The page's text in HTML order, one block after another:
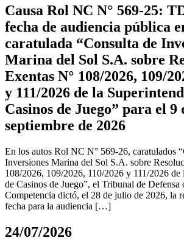
Causa Rol NC N° 569-25:
fecha de audiencia pública
caratulada “Consulta de
Marina del Sol S.A. sobre
Exentas N° 108/2026, 109/
y 111/2026 de la
Casinos de Juego” para el 9
septiembre de 2026
En los autos Rol NC N° 569-26, caratulados
Inversiones Marina del Sol S.A. sobre
108/2026, 109/2026, 110/2026 y 111/2026 de
de Casinos de Juego”, el Tribunal de Defensa
Competencia dictó, el 28 de julio de 2026, la
fecha para la audiencia […]
24/07/2026